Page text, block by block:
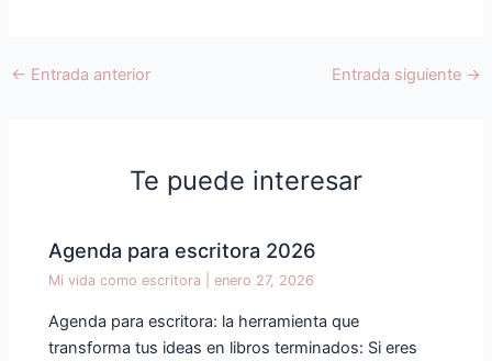
← Entrada anterior Entrada siguiente →
Te puede interesar
Agenda para escritora 2026
Mi vida como escritora |enero 27, 2026
Agenda para escritora: la herramienta que
transforma tus ideas en libros terminados: Si eres